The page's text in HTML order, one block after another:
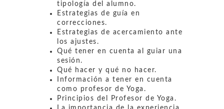
tipología del alumno.
Estrategias de guía en
correcciones.
Estrategias de acercamiento ante
los ajustes.
Qué tener en cuenta al guiar una
sesión.
Qué hacer y qué no hacer.
Información a tener en cuenta
como profesor de Yoga.
Principios del Profesor de Yoga.